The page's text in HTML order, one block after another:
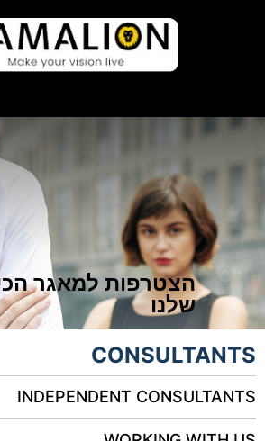
הצטרפות למאגר
שלנו
CONSULTANTS
INDEPENDENT CONSULTANTS